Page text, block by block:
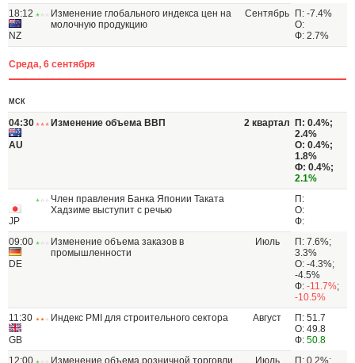
18:12
NZ
Изменение глобального индекса цен на
молочную продукцию
Сентябрь
П: -7.4%
О:
Ф: 2.7%
Среда, 6 сентября
МСК
04:30
AU
Изменение объема ВВП 2 квартал
П: 0.4%;
2.4%
О: 0.4%;
1.8%
Ф: 0.4%;
2.1%
JP
Член правления Банка Японии Таката
Хадзиме выступит с речью
П:
О:
Ф:
09:00
DE
Изменение объема заказов в
промышленности
Июль
П: 7.6%;
3.3%
О: -4.3%;
-4.5%
Ф: -11.7%;
-10.5%
11:30
GB
Индекс PMI для строительного сектора Август
П: 51.7
О: 49.8
Ф: 50.8
12:00
Изменение объема розничной торговли Июль П: 0.2%;